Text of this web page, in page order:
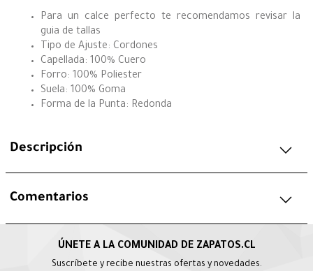
Para un calce perfecto te recomendamos revisar la
guia de tallas
Tipo de Ajuste: Cordones
Capellada: 100% Cuero
Forro: 100% Poliester
Suela: 100% Goma
Forma de la Punta: Redonda
Descripción
Comentarios
Suscríbete y recibe nuestras ofertas y novedades.